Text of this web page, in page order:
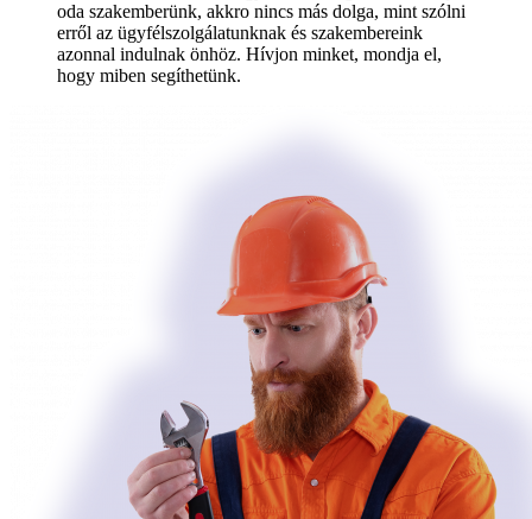
oda szakemberünk, akkro nincs más dolga, mint szólni
erről az ügyfélszolgálatunknak és szakembereink
azonnal indulnak önhöz. Hívjon minket, mondja el,
hogy miben segíthetünk.